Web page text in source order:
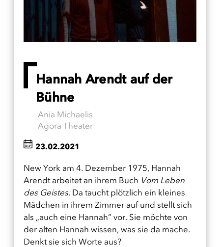
Hannah Arendt auf der
Bühne
Ania Michaelis
Agora Theater
New York am 4. Dezember 1975, Hannah
Arendt arbeitet an ihrem Buch Vom Leben
des Geistes. Da taucht plötzlich ein kleines
Mädchen in ihrem Zimmer auf und stellt sich
als „auch eine Hannah“ vor. Sie möchte von
der alten Hannah wissen, was sie da mache.
Denkt sie sich Worte aus?
23.02.2021